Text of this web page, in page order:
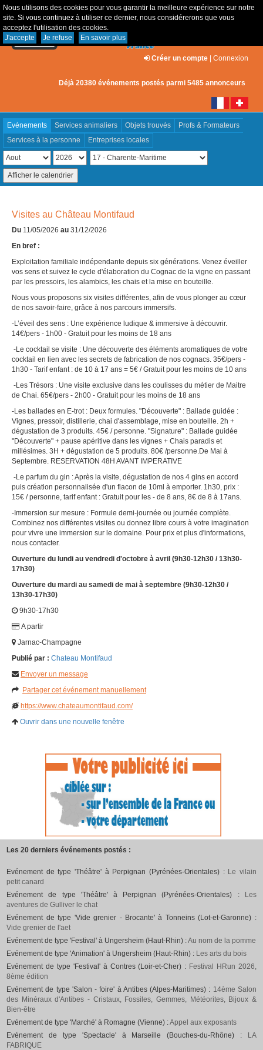
Nous utilisons des cookies pour vous garantir la meilleure expérience sur notre
site. Si vous continuez à utiliser ce dernier, nous considérerons que vous
acceptez l'utilisation des cookies.
J'accepte
Je refuse En savoir plus
Créer un compte | Connexion
Déjà 20380 événements postés parmi 5485 annonceurs
Evénements Services animaliers Objets trouvés
Profs & Formateurs
Services à la personne
Entreprises locales
Visites au Château Montifaud
Du 11/05/2026 au 31/12/2026
En bref :
Exploitation familiale indépendante depuis six générations. Venez éveiller
vos sens et suivez le cycle d'élaboration du Cognac de la vigne en passant
par les pressoirs, les alambics, les chais et la mise en bouteille.
Nous vous proposons six visites différentes, afin de vous plonger au cœur
de nos savoir-faire, grâce à nos parcours immersifs.
-L’éveil des sens : Une expérience ludique & immersive à découvrir.
14€/pers - 1h00 - Gratuit pour les moins de 18 ans
-Le cocktail se visite : Une découverte des éléments aromatiques de votre
cocktail en lien avec les secrets de fabrication de nos cognacs. 35€/pers -
1h30 - Tarif enfant : de 10 à 17 ans = 5€ / Gratuit pour les moins de 10 ans
-Les Trésors : Une visite exclusive dans les coulisses du métier de Maitre
de Chai. 65€/pers - 2h00 - Gratuit pour les moins de 18 ans
-Les ballades en E-trot : Deux formules. "Découverte" : Ballade guidée :
Vignes, pressoir, distillerie, chai d'assemblage, mise en bouteille. 2h +
dégustation de 3 produits. 45€ / personne. "Signature" : Ballade guidée
"Découverte" + pause apéritive dans les vignes + Chais paradis et
millésimes. 3H + dégustation de 5 produits. 80€ /personne.De Mai à
Septembre. RESERVATION 48H AVANT IMPERATIVE
-Le parfum du gin : Après la visite, dégustation de nos 4 gins en accord
puis création personnalisée d'un flacon de 10ml à emporter. 1h30, prix :
15€ / personne, tarif enfant : Gratuit pour les - de 8 ans, 8€ de 8 à 17ans.
-Immersion sur mesure : Formule demi-journée ou journée complète.
Combinez nos différentes visites ou donnez libre cours à votre imagination
pour vivre une immersion sur le domaine. Pour prix et plus d'informations,
nous contacter.
Ouverture du lundi au vendredi d'octobre à avril (9h30-12h30 / 13h30-
17h30)
Ouverture du mardi au samedi de mai à septembre (9h30-12h30 /
13h30-17h30)
9h30-17h30
A partir
Jarnac-Champagne
Publié par : Chateau Montifaud
Envoyer un message
Partager cet événement manuellement
https://www.chateaumontifaud.com/
Ouvrir dans une nouvelle fenêtre
Les 20 derniers événements postés :
Evénement de type 'Théâtre' à Perpignan (Pyrénées-Orientales) : Le vilain
petit canard
Evénement de type 'Théâtre' à Perpignan (Pyrénées-Orientales) :
Les
aventures de Gulliver le chat
Evénement de type 'Vide grenier - Brocante' à Tonneins (Lot-et-Garonne) :
Vide grenier de l'aet
Evénement de type 'Festival' à Ungersheim (Haut-Rhin) :Au nom de la pomme
Evénement de type 'Animation' à Ungersheim (Haut-Rhin) : Les arts du bois
Evénement de type 'Festival' à Contres (Loir-et-Cher) : Festival HRun 2026,
8ème édition
Evénement de type 'Salon - foire' à Antibes (Alpes-Maritimes) : 14ème Salon
des Minéraux d'Antibes - Cristaux, Fossiles, Gemmes, Météorites, Bijoux &
Bien-être
Evénement de type 'Marché' à Romagne (Vienne) :Appel aux exposants
Evénement de type 'Spectacle' à Marseille (Bouches-du-Rhône) :
LA
FABRIQUE